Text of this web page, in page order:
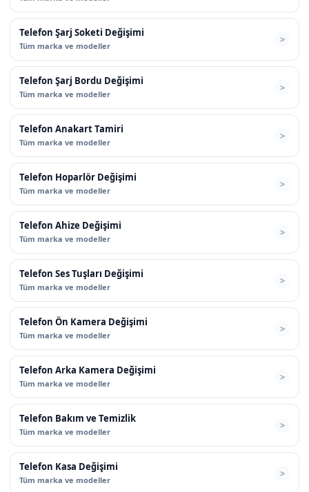
Telefon Şarj Soketi Değişimi
Tüm marka ve modeller
Telefon Şarj Bordu Değişimi
Tüm marka ve modeller
Telefon Anakart Tamiri
Tüm marka ve modeller
Telefon Hoparlör Değişimi
Tüm marka ve modeller
Telefon Ahize Değişimi
Tüm marka ve modeller
Telefon Ses Tuşları Değişimi
Tüm marka ve modeller
Telefon Ön Kamera Değişimi
Tüm marka ve modeller
Telefon Arka Kamera Değişimi
Tüm marka ve modeller
Telefon Bakım ve Temizlik
Tüm marka ve modeller
Telefon Kasa Değişimi
Tüm marka ve modeller